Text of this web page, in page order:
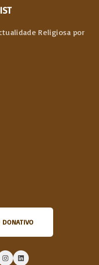
Religiosa por
Instagram LinkedIn